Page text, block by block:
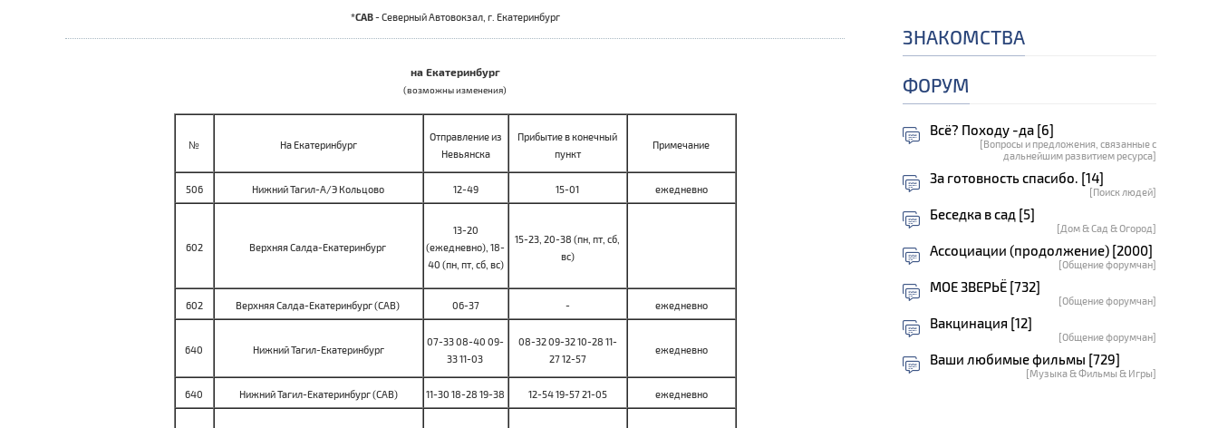
*САВ- Северный Автовокзал, г. Екатеринбург
на Екатеринбург
(возможны изменения)
№ На Екатеринбург
Отправление из
Невьянска
Прибытие в конечный
пункт
Примечание
506 Нижний Тагил-А/Э Кольцово 12-49 15-01 ежедневно
602 Верхняя Салда-Екатеринбург
13-20
(ежедневно), 18-
40 (пн, пт, сб, вс)
15-23, 20-38 (пн, пт, сб,
вс)
602 Верхняя Салда-Екатеринбург (САВ) 06-37 - ежедневно
640 Нижний Тагил-Екатеринбург
07-33 08-40 09-
33 11-03
08-32 09-32 10-28 11-
27 12-57
ежедневно
640 Нижний Тагил-Екатеринбург (САВ) 11-30 18-28 19-38 12-54 19-57 21-05 ежедневно
ЗНАКОМСТВА
ФОРУМ
Всё? Походу -да [6]
[Вопросы и предложения, связанные с
дальнейшим развитием ресурса]
За готовность спасибо. [14]
[Поиск людей]
Беседка в сад [5]
[Дом & Сад & Огород]
Ассоциации (продолжение) [2000]
[Общение форумчан]
МОЕ ЗВЕРЬЁ [732]
[Общение форумчан]
Вакцинация [12]
[Общение форумчан]
Ваши любимые фильмы [729]
[Музыка & Фильмы & Игры]